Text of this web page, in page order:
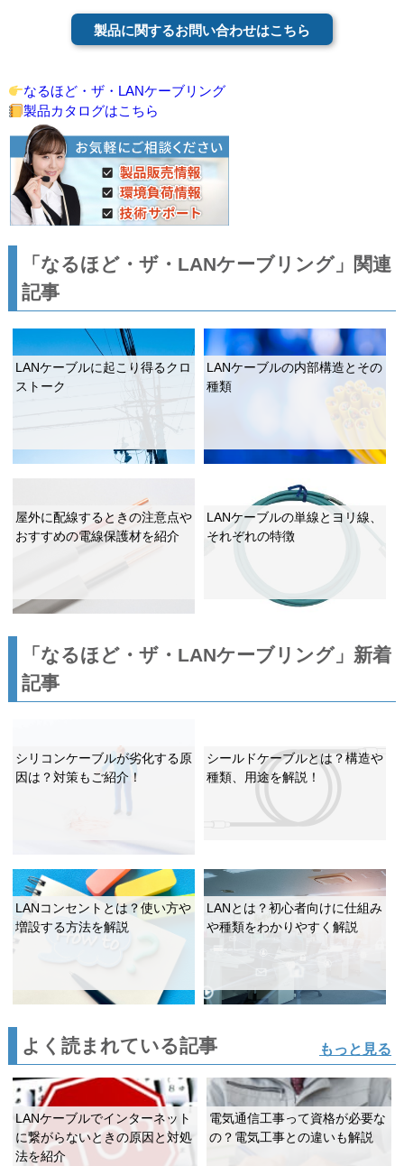
製品に関するお問い合わせはこちら
なるほど・ザ・LANケーブリング
製品カタログはこちら
「なるほど・ザ・LANケーブリング」関連
記事
LANケーブルに起こり得るクロ
ストーク
LANケーブルの内部構造とその
種類
屋外に配線するときの注意点や
おすすめの電線保護材を紹介
LANケーブルの単線とヨリ線、
それぞれの特徴
「なるほど・ザ・LANケーブリング」新着
記事
シリコンケーブルが劣化する原
因は？対策もご紹介！
シールドケーブルとは？構造や
種類、用途を解説！
LANコンセントとは？使い方や
増設する方法を解説
LANとは？初心者向けに仕組み
や種類をわかりやすく解説
よく読まれている記事 もっと見る
LANケーブルでインターネット
に繋がらないときの原因と対処
法を紹介
電気通信工事って資格が必要な
の？電気工事との違いも解説